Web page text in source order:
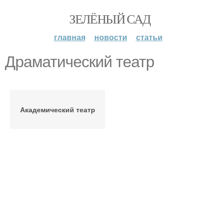
ЗЕЛЁНЫЙ САД
главная новости статьи
Драматический театр
Академический театр